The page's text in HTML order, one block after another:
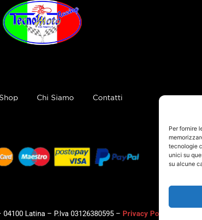
Per fornire
tecnologie
unici su
su alcune
Shop Chi Siamo Contatti
Latina – P.Iva 03126380595 – Privacy Policy